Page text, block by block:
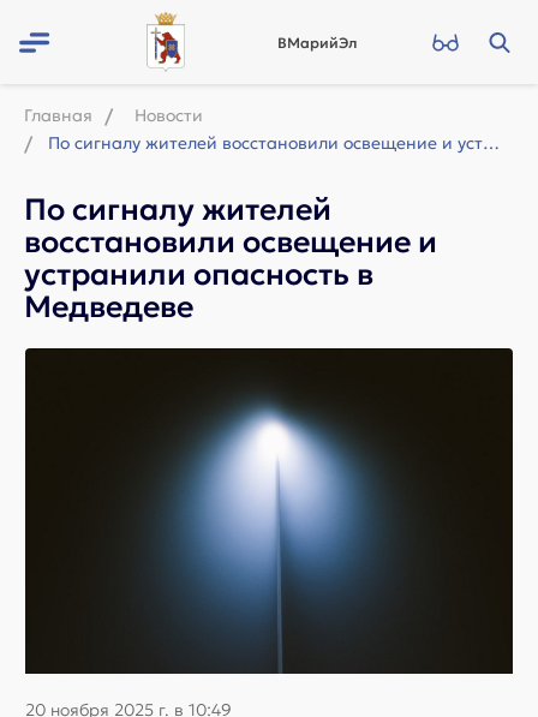
ВМарийЭл
Главная
Новости
По сигналу жителей восстановили освещение и устранили опасность в Медведеве
По сигналу жителей
восстановили освещение и
устранили опасность в
Медведеве
20 ноября 2025 г. в 10:49